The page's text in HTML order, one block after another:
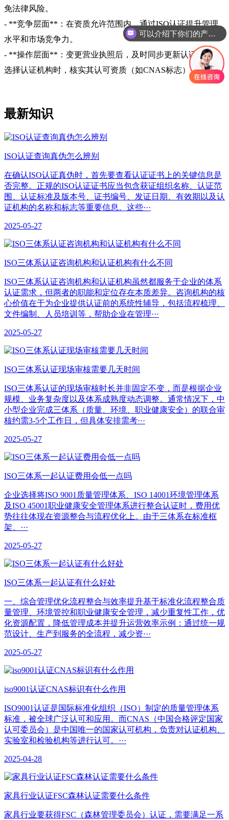
免法律风险。
- **竞争层面**：在资质允许范围内，通过ISO认证提升管理
水平和市场竞争力。
- **操作层面**：变更营业执照后，及时同步更新认证范围；
选择认证机构时，核实其认可资质（如CNAS标志）。
最新知识
ISO认证查询真伪怎么辨别
在确认ISO认证真伪时，首先要查看认证证书上的关键信息是
否完整。正规的ISO认证证书应当包含获证组织名称、认证范
围、认证标准及版本号、证书编号、发证日期、有效期以及认
证机构的名称和标志等重要信息。这些···
2025-05-27
ISO三体系认证咨询机构和认证机构有什么不同
ISO三体系认证咨询机构和认证机构虽然都服务于企业的体系
认证需求，但两者的职能和定位存在本质差异。咨询机构的核
心价值在于为企业提供认证前的系统性辅导，包括流程梳理、
文件编制、人员培训等，帮助企业在管理···
2025-05-27
ISO三体系认证现场审核需要几天时间
ISO三体系认证的现场审核时长并非固定不变，而是根据企业
规模、业务复杂度以及体系成熟度动态调整。通常情况下，中
小型企业完成三体系（质量、环境、职业健康安全）的联合审
核约需3-5个工作日，但具体安排需考···
2025-05-27
ISO三体系一起认证费用会低一点吗
企业选择将ISO 9001质量管理体系、ISO 14001环境管理体系
及ISO 45001职业健康安全管理体系进行整合认证时，费用优
势往往体现在资源整合与流程优化上。由于三体系在标准框
架、···
2025-05-27
​ISO三体系一起认证有什么好处
一、综合管理优化‌流程整合与效率提升‌基于标准化流程整合质
量管理、环境管控和职业健康安全管理，减少重复性工作，优
化资源配置，降低管理成本并提升运营效率示例：通过统一规
范设计、生产到服务的全流程，减少资···
2025-05-27
iso9001认证CNAS标识有什么作用
ISO9001认证是国际标准化组织（ISO）制定的质量管理体系
标准，被全球广泛认可和应用。而CNAS（中国合格评定国家
认可委员会）是中国唯一的国家认可机构，负责对认证机构、
实验室和检验机构等进行认可。···
2025-04-28
家具行业认证FSC森林认证需要什么条件
家具行业要获得FSC（森林管理委员会）认证，需要满足一系
可以介绍下你们的产品么